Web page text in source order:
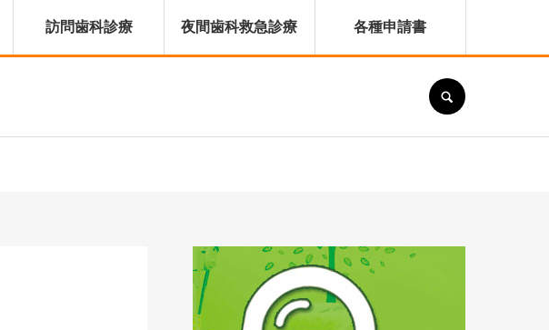
訪問歯科診療 夜間歯科救急診療 各種申請書